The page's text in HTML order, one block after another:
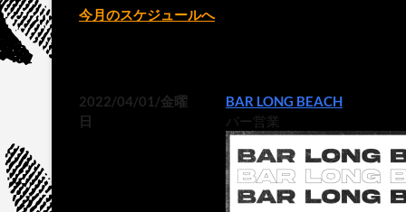
今月のスケジュールへ
2022/04/01/金曜
日
BAR LONG BEACH
バー営業